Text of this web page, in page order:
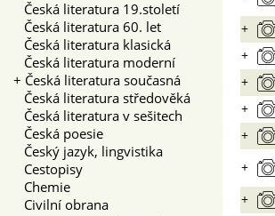
Česká literatura 19.století
Česká literatura 60. let
Česká literatura klasická
Česká literatura moderní
+ Česká literatura současná
Česká literatura středověká
Česká literatura v sešitech
Česká poesie
Český jazyk, lingvistika
Cestopisy
Chemie
Civilní obrana
+
+
+
+
+
+
+